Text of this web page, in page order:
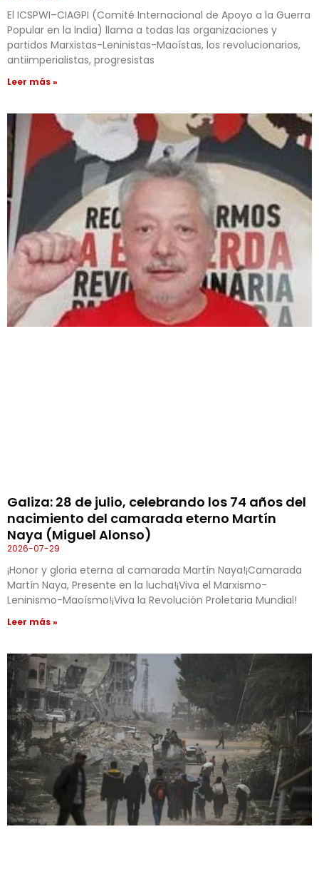
El ICSPWI–CIAGPI (Comité Internacional de Apoyo a la Guerra
Popular en la India) llama a todas las organizaciones y
partidos Marxistas-Leninistas-Maoístas, los revolucionarios,
antiimperialistas, progresistas
Leer más »
Galiza: 28 de julio, celebrando los 74 años del
nacimiento del camarada eterno Martín
Naya (Miguel Alonso)
2026-07-29
¡Honor y gloria eterna al camarada Martín Naya!¡Camarada
Martín Naya, Presente en la lucha!¡Viva el Marxismo-
Leninismo-Maoísmo!¡Viva la Revolución Proletaria Mundial!
Leer más »